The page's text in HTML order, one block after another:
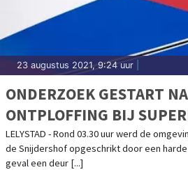
23 augustus 2021, 9:24 uur
ONDERZOEK GESTART
ONTPLOFFING BIJ
LELYSTAD - Rond 03.30 uur werd de
de Snijdershof opgeschrikt door een
geval een deur [...]